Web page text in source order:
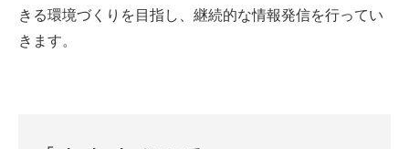
きる環境づくりを目指し、継続的な情報発信を行ってい
きます。